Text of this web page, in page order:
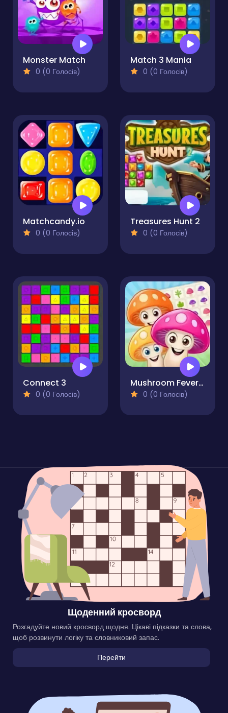
Monster Match
0 (0 Голосів)
Match 3 Mania
0 (0 Голосів)
Matchcandy.io
0 (0 Голосів)
Treasures Hunt 2
0 (0 Голосів)
Connect 3
0 (0 Голосів)
Mushroom Fever Match 3
0 (0 Голосів)
Щоденний кросворд
Розгадуйте новий кросворд щодня. Цікаві підказки та слова,
щоб розвинути логіку та словниковий запас.
Перейти